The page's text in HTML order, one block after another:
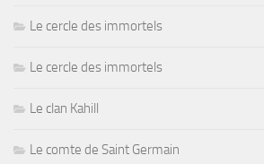
Le cercle des immortels
Le cercle des immortels
Le clan Kahill
Le comte de Saint Germain